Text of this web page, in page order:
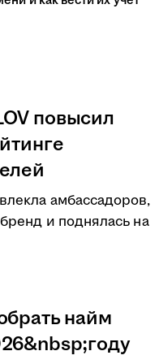
повысил
амбассадоров,
и поднялась на
найм